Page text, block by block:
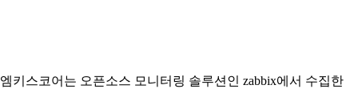
엠키스코어는 오픈소스 모니터링 솔루션인 zabbix에서 수집한